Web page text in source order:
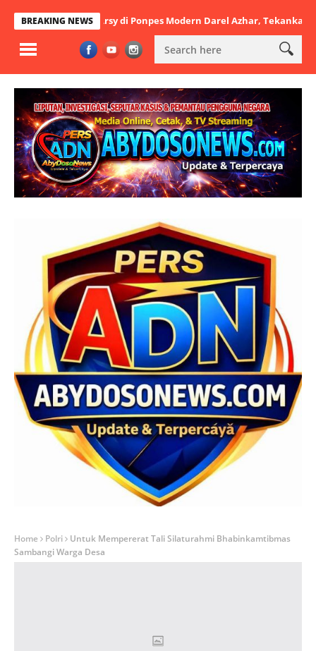
BREAKING NEWS
Arsy di Ponpes Modern Darel Azhar, Tekankan Pentingnya
Home Polri
Untuk Mempererat Tali Silaturahmi Bhabinkamtibmas
Sambangi Warga Desa